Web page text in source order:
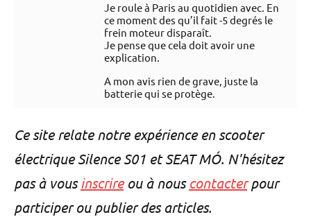
Je roule à Paris au quotidien avec. En
ce moment des qu’il fait -5 degrés le
frein moteur disparaît.
Je pense que cela doit avoir une
explication.
A mon avis rien de grave, juste la
batterie qui se protège.
Ce site relate notre expérience en scooter
électrique Silence S01 et SEAT MÓ. N'hésitez
pas à vousinscrireou à nous contacterpour
participer ou publier des articles.